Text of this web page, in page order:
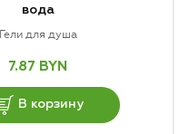
вода
Гели для душа
7.87 BYN
В корзину